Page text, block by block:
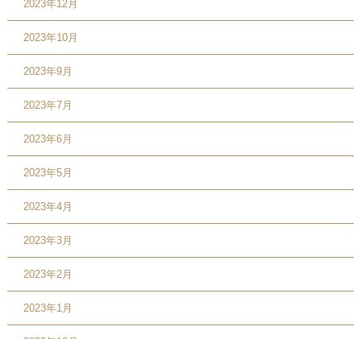
2023年12月
2023年10月
2023年9月
2023年7月
2023年6月
2023年5月
2023年4月
2023年3月
2023年2月
2023年1月